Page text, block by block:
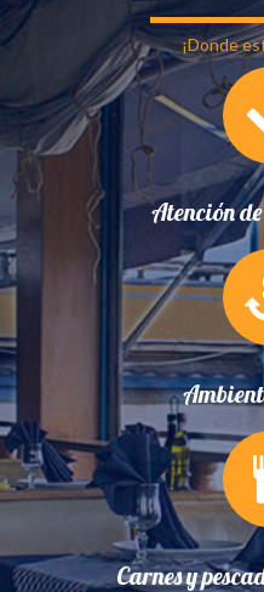
¡Donde
Atención
Carnes y